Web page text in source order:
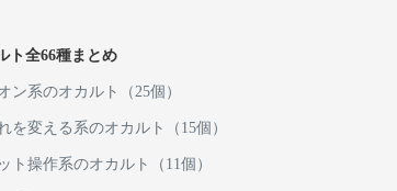
ト全66種まとめ
ン系のオカルト（25個）
を変える系のオカルト（15個）
ト操作系のオカルト（11個）